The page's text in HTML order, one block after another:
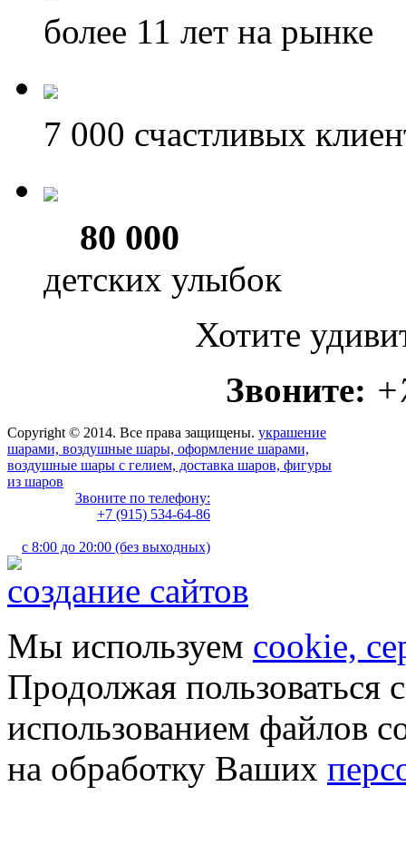
более 11 лет на рынке
7 000 счастливых
80 000
детских улыбок
Хотите
Звоните:
Copyright © 2014. Все права защищены. украшение
шарами, воздушные шары, оформление шарами,
воздушные шары с гелием, доставка шаров, фигуры
из шаров
Звоните по телефону:
+7 (915) 534-64-86
с 8:00 до 20:00 (без выходных)
создание сайтов
Мы используем cookie,
Продолжая пользоваться
использованием файлов
на обработку Ваших